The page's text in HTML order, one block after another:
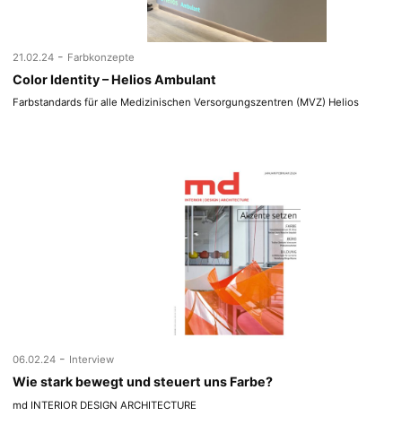
21.02.24 - Farbkonzepte
Color Identity – Helios Ambulant
Farbstandards für alle Medizinischen Versorgungszentren (MVZ) Helios
06.02.24 - Interview
Wie stark bewegt und steuert uns Farbe?
md INTERIOR DESIGN ARCHITECTURE